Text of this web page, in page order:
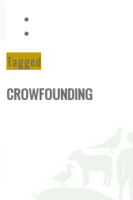
Tagged
CROWFOUNDING